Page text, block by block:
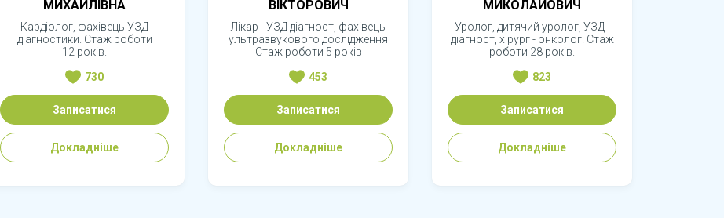
МИХАЙЛІВНА
Кардіолог, фахівець УЗД
діагностики. Стаж роботи
12 років.
730
Записатися
Докладніше
ВІКТОРОВИЧ
Лікар - УЗД діагност, фахівець
ультразвукового дослідження
Стаж роботи 5 років
453
Записатися
Докладніше
МИКОЛАЙОВИЧ
Уролог, дитячий уролог, УЗД -
діагност, хірург - онколог. Стаж
роботи 28 років.
823
Записатися
Докладніше